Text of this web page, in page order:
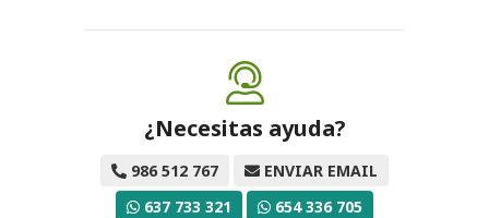
¿Necesitas ayuda?
986 512 767
ENVIAR EMAIL
637 733 321
654 336 705